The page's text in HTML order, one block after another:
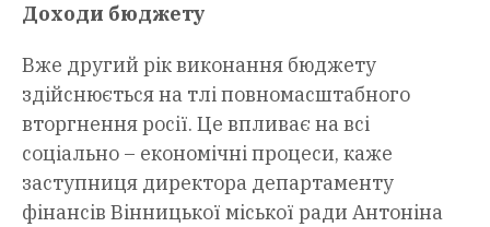
Доходи бюджету
Вже другий рік виконання бюджету
здійснюється на тлі повномасштабного
вторгнення росії. Це впливає на всі
соціально – економічні процеси, каже
заступниця директора департаменту
фінансів Вінницької міської ради Антоніна